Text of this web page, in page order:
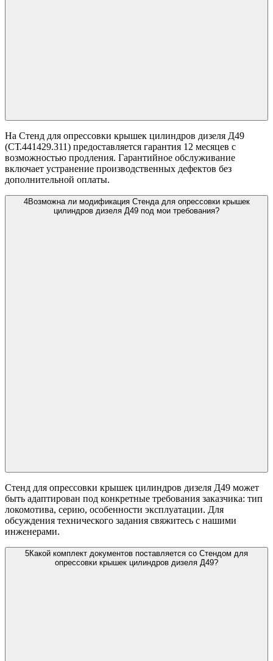
На Стенд для опрессовки крышек цилиндров дизеля Д49
(СТ.441429.311) предоставляется гарантия 12 месяцев с
возможностью продления. Гарантийное обслуживание
включает устранение производственных дефектов без
дополнительной оплаты.
4Возможна ли модификация Стенда для опрессовки крышек
цилиндров дизеля Д49 под мои требования?
Стенд для опрессовки крышек цилиндров дизеля Д49 может
быть адаптирован под конкретные требования заказчика: тип
локомотива, серию, особенности эксплуатации. Для
обсуждения технического задания свяжитесь с нашими
инженерами.
5Какой комплект документов поставляется со Стендом для
опрессовки крышек цилиндров дизеля Д49?